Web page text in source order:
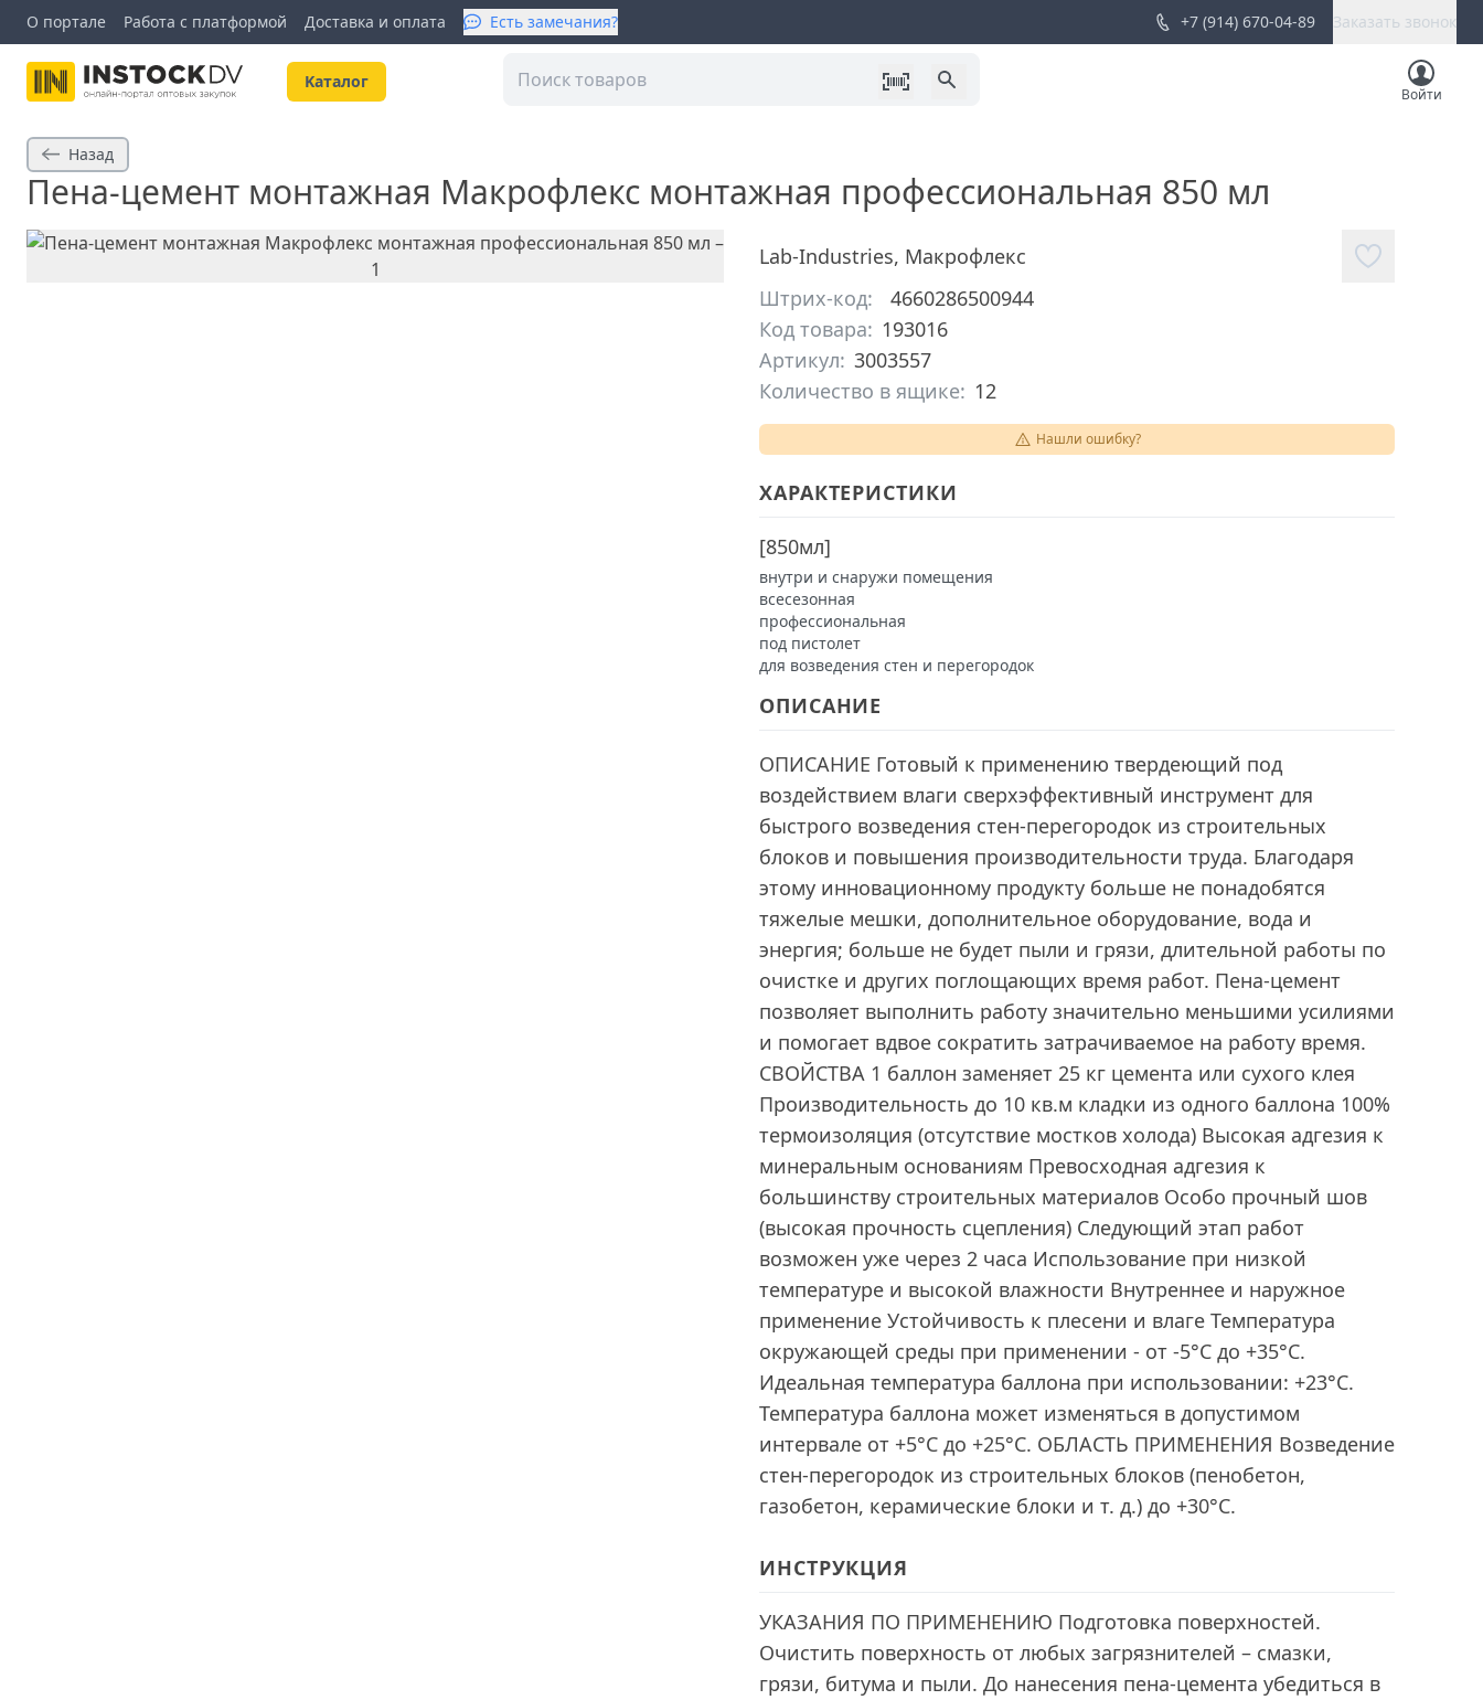
О портале Работа с платформой Доставка и оплата Есть замечания? +7 (914) 670-04-89 Заказать звонок
Kаталог
Войти
Назад
Пена-цемент монтажная Макрофлекс монтажная профессиональная 850 мл
Lab-Industries, Макрофлекс
Штрих-код:
4660286500944
Код товара: 193016
Артикул: 3003557
Количество в ящике: 12
Нашли ошибку?
ХАРАКТЕРИСТИКИ
[850мл]
внутри и снаружи помещения
всесезонная
профессиональная
под пистолет
для возведения стен и перегородок
ОПИСАНИЕ
OПИСАНИЕ Готовый к применению твердеющий под
воздействием влаги сверхэффективный инструмент для
быстрого возведения стен-перегородок из строительных
блоков и повышения производительности труда. Благодаря
этому инновационному продукту больше не понадобятся
тяжелые мешки, дополнительное оборудование, вода и
энергия; больше не будет пыли и грязи, длительной работы по
очистке и других поглощающих время работ. Пена-цемент
позволяет выполнить работу значительно меньшими усилиями
и помогает вдвое сократить затрачиваемое на работу время.
СВОЙСТВА 1 баллон заменяет 25 кг цемента или сухого клея
Производительность до 10 кв.м кладки из одного баллона 100%
термоизоляция (отсутствие мостков холода) Высокая адгезия к
минеральным основаниям Превосходная адгезия к
большинству строительных материалов Особо прочный шов
(высокая прочность сцепления) Следующий этап работ
возможен уже через 2 часа Использование при низкой
температуре и высокой влажности Внутреннее и наружное
применение Устойчивость к плесени и влаге Температура
окружающей среды при применении - от -5°C до +35°C.
Идеальная температура баллона при использовании: +23°С.
Температура баллона может изменяться в допустимом
интервале от +5°С до +25°С. ОБЛАСТЬ ПРИМЕНЕНИЯ Возведение
стен-перегородок из строительных блоков (пенобетон,
газобетон, керамические блоки и т. д.) до +30°С.
ИНСТРУКЦИЯ
УКАЗАНИЯ ПО ПРИМЕНЕНИЮ Подготовка поверхностей.
Очистить поверхность от любых загрязнителей – смазки,
грязи, битума и пыли. До нанесения пена-цемента убедиться в